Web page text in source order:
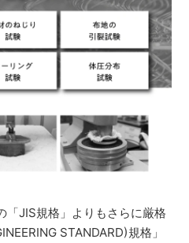
「JIS規格」よりもさらに厳格
STANDARD)規格」